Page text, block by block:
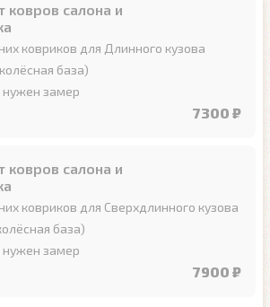
ковров салона и
ковриков для Длинного кузова
база)
нужен замер
7300 ₽
ковров салона и
ковриков для Сверхдлинного кузова
база)
нужен замер
7900 ₽